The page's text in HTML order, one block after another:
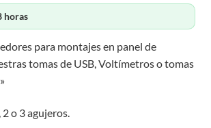
horas
para montajes en panel de
tomas de USB, Voltímetros o tomas
o 3 agujeros.